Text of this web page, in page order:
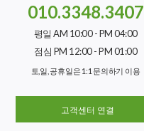
010.3348.3407
평일 AM 10:00 - PM 04:00
점심 PM 12:00 - PM 01:00
토,일, 공휴일은 1:1 문의하기 이용
고객센터 연결